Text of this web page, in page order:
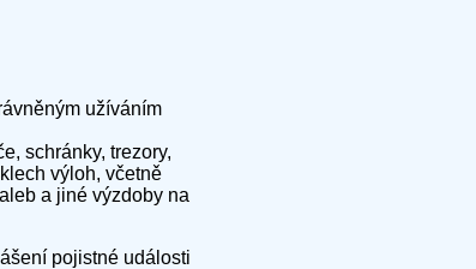
užíváním
schránky, trezory,
výloh, včetně
a jiné výzdoby na
pojistné události